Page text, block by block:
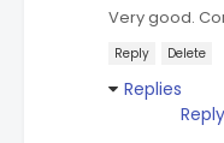
Very good.
Reply Delete
Replies
Reply